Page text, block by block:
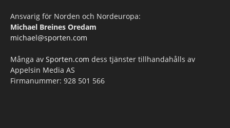
Ansvarig för Norden och Nordeuropa:
Michael Breines Oredam
michael@sporten.com
Många av Sporten.com dess tjänster tillhandahålls av
Appelsin Media AS
Firmanummer: 928 501 566